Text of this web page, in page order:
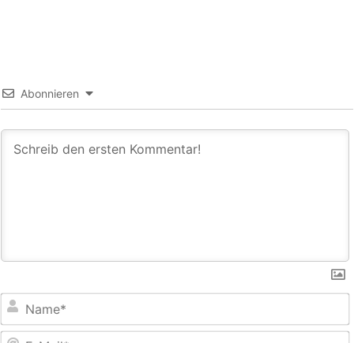
Abonnieren